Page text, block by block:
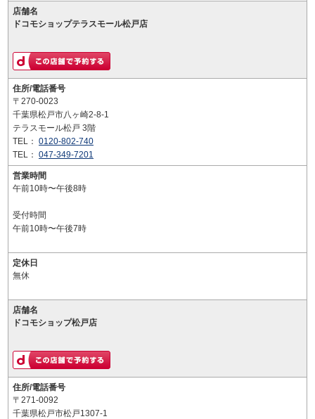
店舗名
ドコモショップテラスモール松戸店
住所/電話番号
〒270-0023
千葉県松戸市八ヶ崎2-8-1
テラスモール松戸 3階
TEL： 0120-802-740
TEL： 047-349-7201
営業時間
午前10時〜午後8時
受付時間
午前10時〜午後7時
定休日
無休
店舗名
ドコモショップ松戸店
住所/電話番号
〒271-0092
千葉県松戸市松戸1307-1